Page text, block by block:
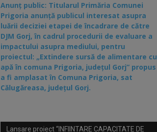
Anunț public: Titularul Primăria Comunei
Prigoria anunță publicul interesat asupra
luării deciziei etapei de încadrare de către
DJM Gorj, în cadrul procedurii de evaluare a
impactului asupra mediului, pentru
proiectul: „Extindere sursă de alimentare cu
apă în comuna Prigoria, județul Gorj” propus
a fi amplasat în Comuna Prigoria, sat
Călugăreasa, județul Gorj.
Lansare proiect “INFIINTARE CAPACITATE DE